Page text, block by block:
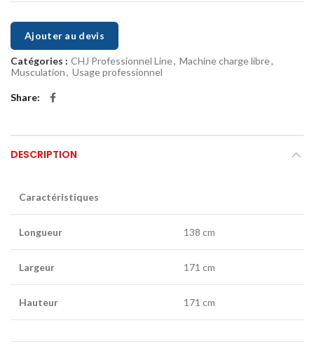
Ajouter au devis
Catégories : CHJ Professionnel Line, Machine charge libre,
Musculation, Usage professionnel
Share
DESCRIPTION
Caractéristiques
Longueur 138 cm
Largeur 171 cm
Hauteur 171 cm